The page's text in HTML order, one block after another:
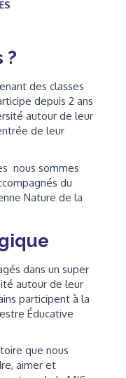
?
des classes
depuis 2 ans
autour de leur
de leur
nous sommes
du
Nature de la
dans un super
autour de leur
participent à la
Éducative
que nous
aimer et